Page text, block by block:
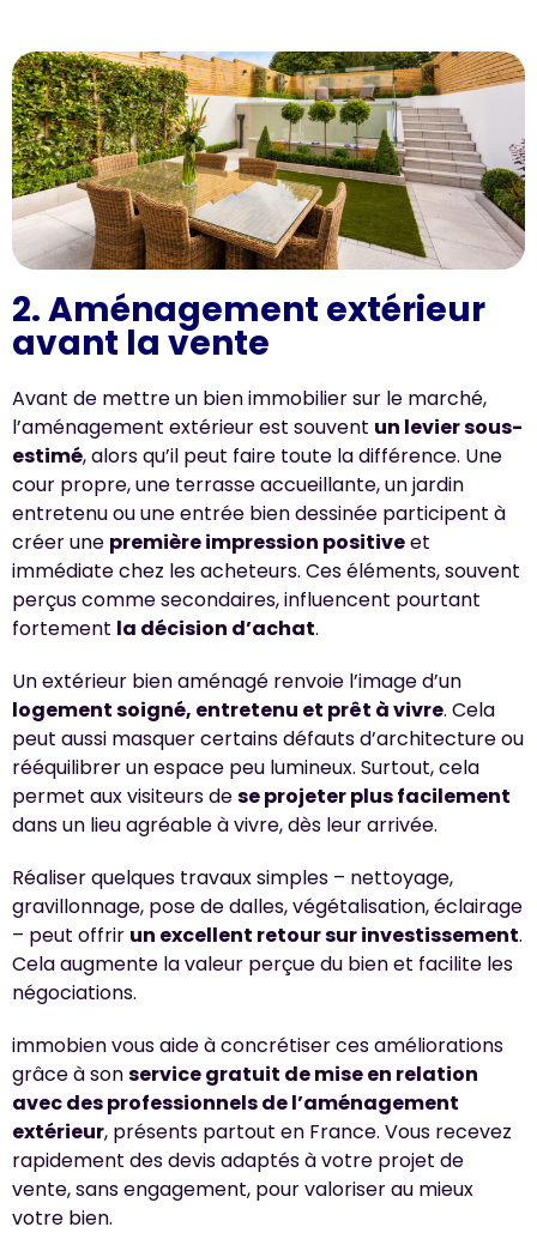
2. Aménagement extérieur
avant la vente
Avant de mettre un bien immobilier sur le marché,
l’aménagement extérieur est souvent un levier sous-
estimé, alors qu’il peut faire toute la différence. Une
cour propre, une terrasse accueillante, un jardin
entretenu ou une entrée bien dessinée participent à
créer une première impression positiveet
immédiate chez les acheteurs. Ces éléments, souvent
perçus comme secondaires, influencent pourtant
fortement la décision d’achat.
Un extérieur bien aménagé renvoie l’image d’un
logement soigné, entretenu et prêt à vivre. Cela
peut aussi masquer certains défauts d’architecture ou
rééquilibrer un espace peu lumineux. Surtout, cela
permet aux visiteurs dese projeter plus facilement
dans un lieu agréable à vivre, dès leur arrivée.
Réaliser quelques travaux simples – nettoyage,
gravillonnage, pose de dalles, végétalisation, éclairage
– peut offrir un excellent retour sur investissement.
Cela augmente la valeur perçue du bien et facilite les
négociations.
immobien vous aide à concrétiser ces améliorations
grâce à sonservice gratuit de mise en relation
avec des professionnels de l’aménagement
extérieur, présents partout en France. Vous recevez
rapidement des devis adaptés à votre projet de
vente, sans engagement, pour valoriser au mieux
votre bien.